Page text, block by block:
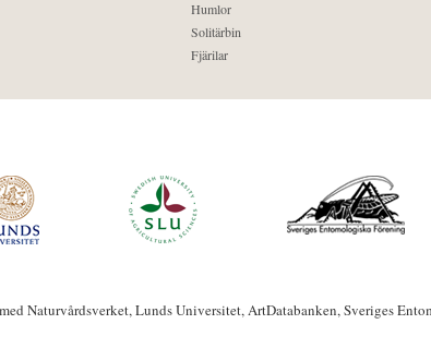
Humlor
Solitärbin
Fjärilar
Naturvårdsverket, Lunds Universitet, ArtDatabanken, Sveriges